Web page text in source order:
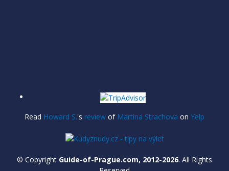
Read Howard S.'s review of Martina Strachova on Yelp
© Copyright Guide-of-Prague.com, 2012-2026. All Rights